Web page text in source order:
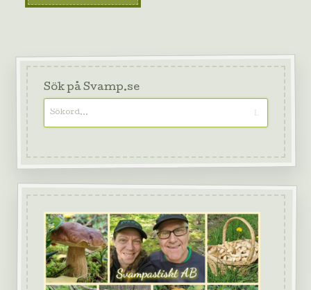
Sök på Svamp.se